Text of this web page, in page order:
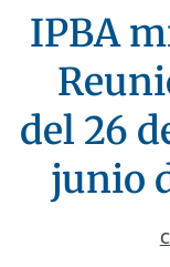
IPBA
del 26
junio